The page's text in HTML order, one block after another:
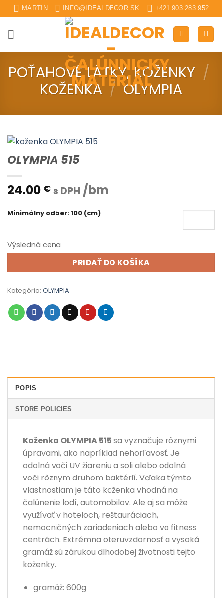
Skip
to
content
MARTIN INFO@IDEALDECOR.SK +421 903 283 952
POŤAHOVÉ LÁTKY, KOŽENKY /
KOŽENKA / OLYMPIA
OLYMPIA 515
24.00 € s DPH /bm
Minimálny odber: 100 (cm)
Výsledná cena
PRIDAŤ DO KOŠÍKA
Kategória: OLYMPIA
POPIS
STORE POLICIES
Koženka OLYMPIA 515 sa vyznačuje rôznymi
úpravami, ako napríklad nehorľavosť. Je
odolná voči UV žiareniu a soli alebo odolná
voči rôznym druhom baktérií. Vďaka týmto
vlastnostiam je táto koženka vhodná na
čalúnenie lodí, automobilov. Ale aj sa môže
využívať v hoteloch, reštauráciach,
nemocničných zariadeniach alebo vo fitness
centrách. Extrémna oteruvzdornosť a vysoká
gramáž sú zárukou dlhodobej životnosti tejto
koženky.
gramáž: 600g